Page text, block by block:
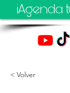
¡Agenda
< Volver